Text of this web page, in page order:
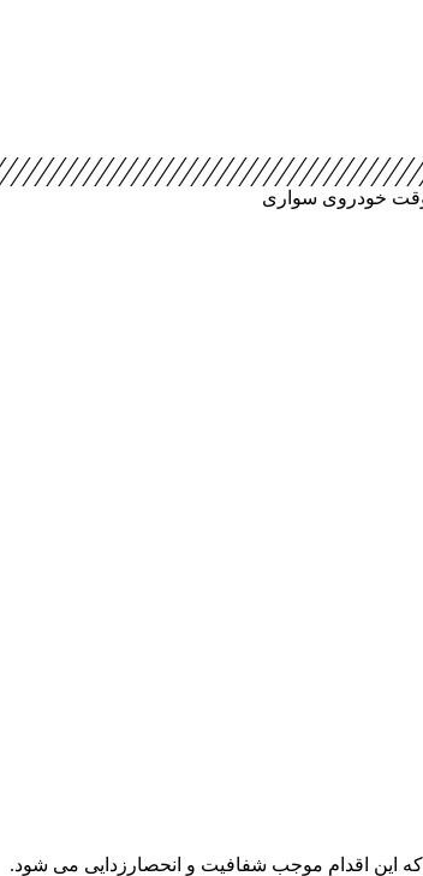
این اقدام موجب شفافیت و انحصارزدایی می شود.